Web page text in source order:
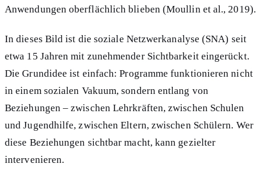
Anwendungen oberflächlich blieben (Moullin et al., 2019).
In dieses Bild ist die soziale Netzwerkanalyse (SNA) seit
etwa 15 Jahren mit zunehmender Sichtbarkeit eingerückt.
Die Grundidee ist einfach: Programme funktionieren nicht
in einem sozialen Vakuum, sondern entlang von
Beziehungen – zwischen Lehrkräften, zwischen Schulen
und Jugendhilfe, zwischen Eltern, zwischen Schülern. Wer
diese Beziehungen sichtbar macht, kann gezielter
intervenieren.